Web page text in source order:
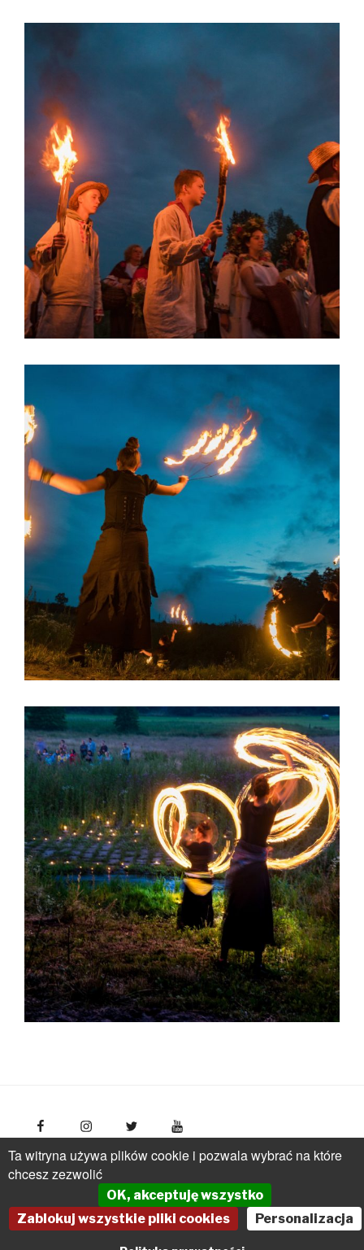
FotoPolska
Str., 01-171 Warsaw Poland
phone: +(48 22) 536 70 70
pot@pot.gov.pl | www.pot.gov.pl | www.polska.travel
Ta witryna używa plików cookie i pozwala wybrać na które
chcesz zezwolić
OK, akceptuję wszystko
Zablokuj wszystkie pliki cookies
Personalizacja